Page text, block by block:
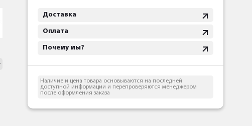
Доставка
Оплата
Почему мы?
Наличие и цена товара основываются на последней
доступной информации и перепроверяются менеджером
после оформления заказа